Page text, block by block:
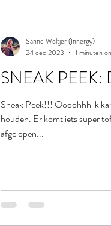
SNEAK PEEK:
Sneak Peek!!! Oooohhh ik
houden. Er komt iets super
afgelopen...
Sanne Woltjer (Innergy)
24 dec 2023
1 minuten